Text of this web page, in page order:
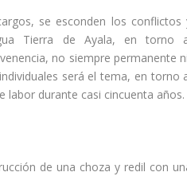
se esconden los conflictos
Tierra de Ayala, en torno
no siempre permanente
será el tema, en torno
labor durante casi cincuenta años.
de una choza y redil con